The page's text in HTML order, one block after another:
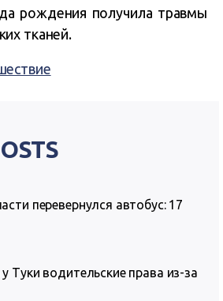
рождения получила травмы
тканей.
перевернулся автобус: 17
Туки водительские права из-за